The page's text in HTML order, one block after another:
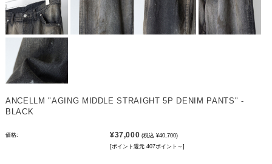
ANCELLM "AGING MIDDLE STRAIGHT 5P DENIM PANTS" -
BLACK
価格: ¥37,000 (税込 ¥40,700)
[ポイント還元 407ポイント～]